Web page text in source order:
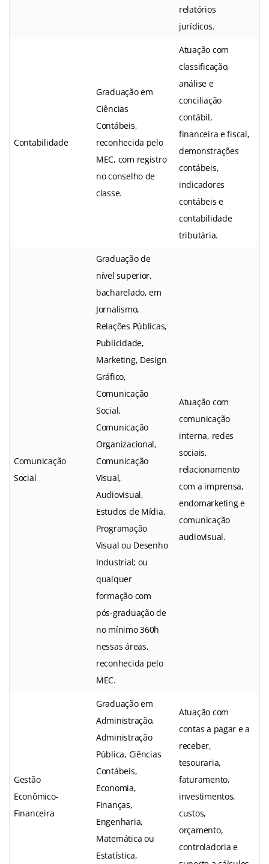
relatórios
jurídicos.
Contabilidade
Graduação em
Ciências
Contábeis,
reconhecida pelo
MEC, com registro
no conselho de
classe.
Atuação com
classificação,
análise e
conciliação
contábil,
financeira e fiscal,
demonstrações
contábeis,
indicadores
contábeis e
contabilidade
tributária.
Comunicação
Social
Graduação de
nível superior,
bacharelado, em
Jornalismo,
Relações Públicas,
Publicidade,
Marketing, Design
Gráfico,
Comunicação
Social,
Comunicação
Organizacional,
Comunicação
Visual,
Audiovisual,
Estudos de Mídia,
Programação
Visual ou Desenho
Industrial; ou
qualquer
formação com
pós-graduação de
no mínimo 360h
nessas áreas,
reconhecida pelo
MEC.
Atuação com
comunicação
interna, redes
sociais,
relacionamento
com a imprensa,
endomarketing e
comunicação
audiovisual.
Gestão
Econômico-
Financeira
Graduação em
Administração,
Administração
Pública, Ciências
Contábeis,
Economia,
Finanças,
Engenharia,
Matemática ou
Estatística,
Atuação com
contas a pagar e a
receber,
tesouraria,
faturamento,
investimentos,
custos,
orçamento,
controladoria e